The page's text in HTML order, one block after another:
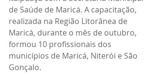
de Saúde de Maricá. A capacitação,
realizada na Região Litorânea de
Maricá, durante o mês de outubro,
formou 10 profissionais dos
municípios de Maricá, Niterói e São
Gonçalo.